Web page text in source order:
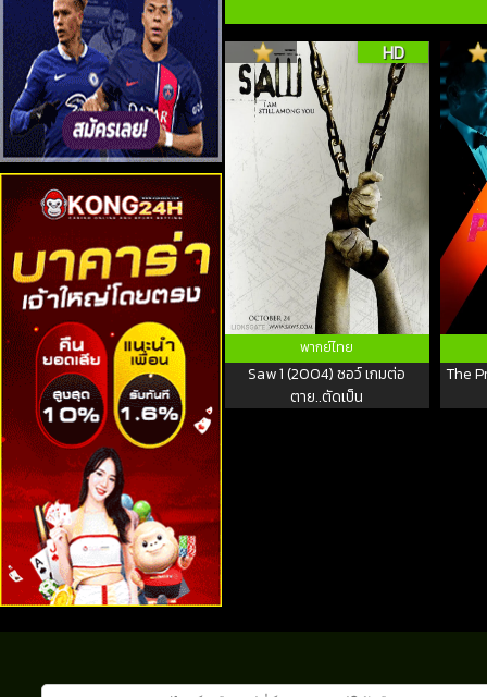
HD
พากย์ไทย
Saw 1 (2004) ซอว์ เกมต่อ
ตาย..ตัดเป็น
The